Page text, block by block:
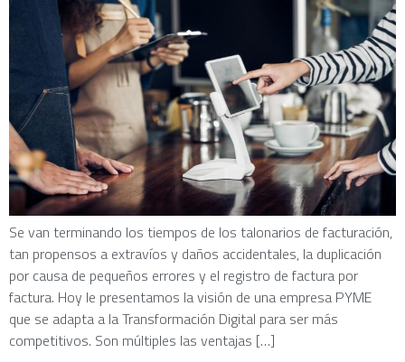
Se van terminando los tiempos de los talonarios de facturación,
tan propensos a extravíos y daños accidentales, la duplicación
por causa de pequeños errores y el registro de factura por
factura. Hoy le presentamos la visión de una empresa PYME
que se adapta a la Transformación Digital para ser más
competitivos. Son múltiples las ventajas […]